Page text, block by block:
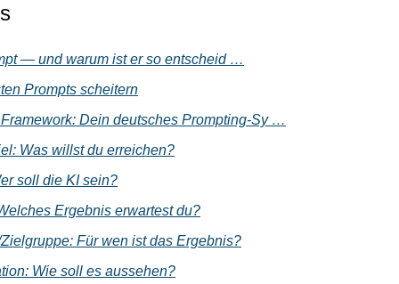
— und warum ist er so entscheid …
Prompts scheitern
Dein deutsches Prompting-Sy …
Was willst du erreichen?
soll die KI sein?
Ergebnis erwartest du?
Für wen ist das Ergebnis?
Wie soll es aussehen?